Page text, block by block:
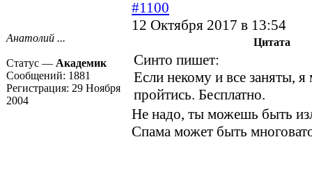
Анатолий ...
Статус — Академик
Сообщений: 1881
Регистрация: 29 Ноября
2004
#1100
12 Октября 2017 в 13:54
Цитата
Синто пишет:
Если некому и все заняты,
пройтись. Бесплатно.
Не надо, ты можешь быть
Спама может быть